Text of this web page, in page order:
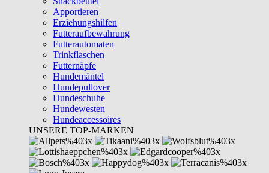
Apportieren
Erziehungshilfen
Futteraufbewahrung
Futterautomaten
Trinkflaschen
Futternäpfe
Hundemäntel
Hundepullover
Hundeschuhe
Hundewesten
Hundeaccessoires
UNSERE TOP-MARKEN